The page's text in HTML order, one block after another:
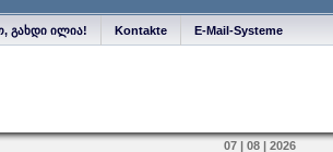
E-Mail-Systeme
Kontakte
გახდი ილია!
07 | 08 | 2026